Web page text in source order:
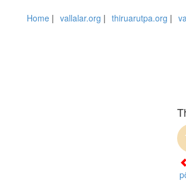
Home | vallalar.org | thiruarutpa.org |